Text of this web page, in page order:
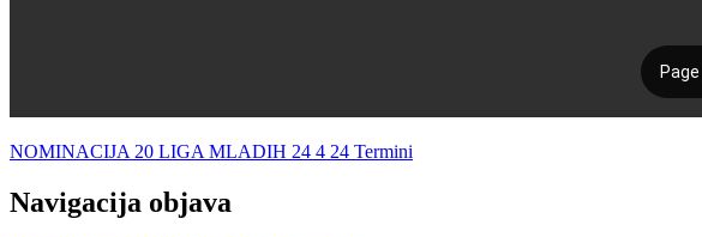
NOMINACIJA 20 LIGA MLADIH 24 4 24 Termini
Navigacija objava